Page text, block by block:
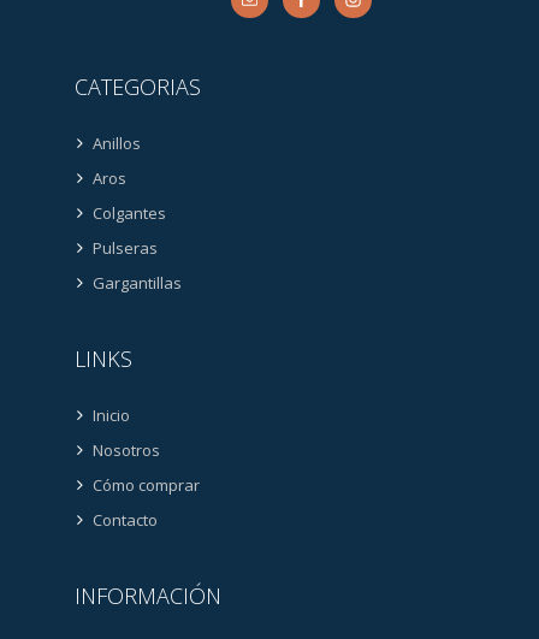
CATEGORIAS
Anillos
Aros
Colgantes
Pulseras
Gargantillas
LINKS
Inicio
Nosotros
Cómo comprar
Contacto
INFORMACIÓN